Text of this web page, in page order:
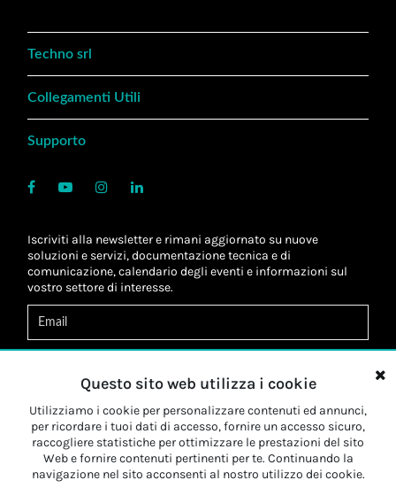
Techno srl
Collegamenti Utili
Supporto
Iscriviti alla newsletter e rimani aggiornato su nuove
soluzioni e servizi, documentazione tecnica e di
comunicazione, calendario degli eventi e informazioni sul
vostro settore di interesse.
Letta l'informativa, autorizzo altrattamento dei miei dati
personali*
Letta l'informativa, autorizzo al trattamento dei miei dati
personali a fini dimarketing*
Iscriviti
Questo sito web utilizza i cookie
Utilizziamo i cookie per personalizzare contenuti ed annunci,
per ricordare i tuoi dati di accesso, fornire un accesso sicuro,
raccogliere statistiche per ottimizzare le prestazioni del sito
Web e fornire contenuti pertinenti per te. Continuando la
navigazione nel sito acconsenti al nostro utilizzo dei cookie.